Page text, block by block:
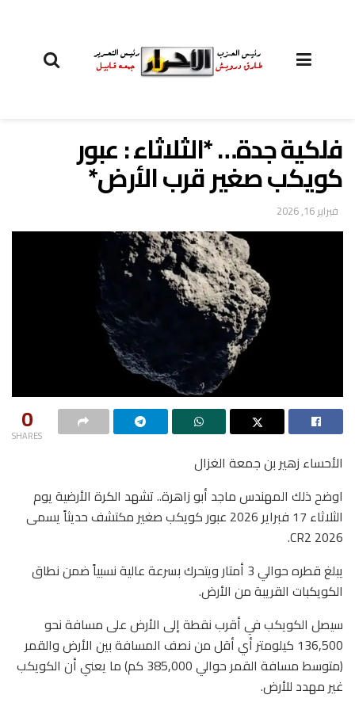
فلكية جدة… *الثلاثاء : عبور
كويكب صغير قرب الأرض*
فبراير 16, 2026
0
SHARES
الأحساء زهير بن جمعة الغزال
اوضح ذلك المهندس ماجد أبو زاهرة.. تشهد الكرة الأرضية يوم
الثلاثاء 17 فبراير 2026 عبور كويكب صغير مكتشف حديثاً يسمى
2026 CR2.
يبلغ قطره حوالي 3 أمتار ويتحرك بسرعة عالية نسبياً ضمن نطاق
الكويكبات القريبة من الأرض.
سيصل الكويكب في أقرب نقطة إلى الأرض على مسافة نحو
136,500 كيلومتر أي أقل من نصف المسافة بين الأرض والقمر
(متوسط مسافة القمر حوالي 385,000 كم) ما يعني أن الكويكب
غير مهدد للأرض.